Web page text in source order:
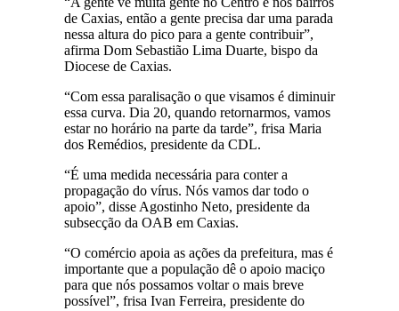
de Caxias, então a gente precisa dar uma parada
nessa altura do pico para a gente contribuir”,
afirma Dom Sebastião Lima Duarte, bispo da
Diocese de Caxias.
“Com essa paralisação o que visamos é diminuir
essa curva. Dia 20, quando retornarmos, vamos
estar no horário na parte da tarde”, frisa Maria
dos Remédios, presidente da CDL.
“É uma medida necessária para conter a
propagação do vírus. Nós vamos dar todo o
apoio”, disse Agostinho Neto, presidente da
subsecção da OAB em Caxias.
“O comércio apoia as ações da prefeitura, mas é
importante que a população dê o apoio maciço
para que nós possamos voltar o mais breve
possível”, frisa Ivan Ferreira, presidente do